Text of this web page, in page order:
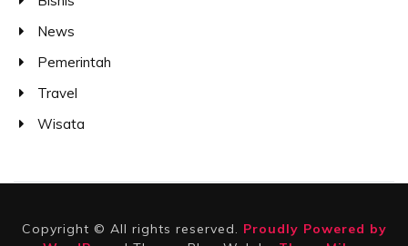
News
Pemerintah
Travel
Wisata
Copyright © All rights reserved. Proudly Powered by